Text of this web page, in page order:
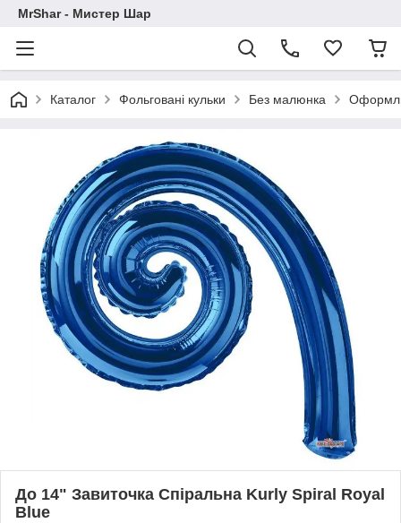
MrShar - Мистер Шар
Каталог Фольговані кульки Без малюнка
До 14" Завиточка Спіральна Kurly Spiral Royal
Blue